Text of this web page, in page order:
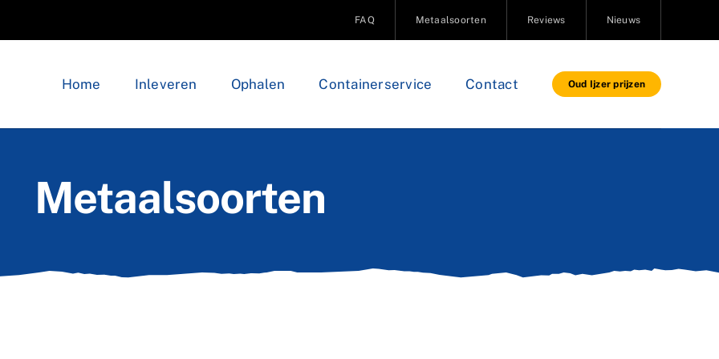
FAQ Metaalsoorten Reviews Nieuws
Home Inleveren Ophalen Containerservice Contact Oud Ijzer prijzen
Metaalsoorten